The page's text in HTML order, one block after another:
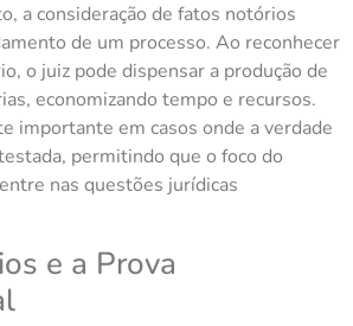
a consideração de fatos notórios
de um processo. Ao reconhecer
o juiz pode dispensar a produção de
economizando tempo e recursos.
importante em casos onde a verdade
permitindo que o foco do
nas questões jurídicas
e a Prova